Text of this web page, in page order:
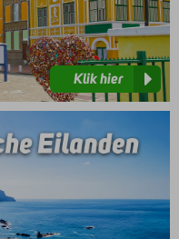
Klik hier